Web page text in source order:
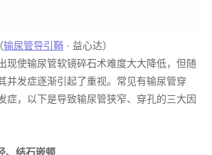
输尿管导引鞘 · 益心达）
现使输尿管软镜碎石术难度大大降低，但随
并发症逐渐引起了重视。常见有输尿管穿
症，以下是导致输尿管狭窄、穿孔的三大因
、结石嵌顿